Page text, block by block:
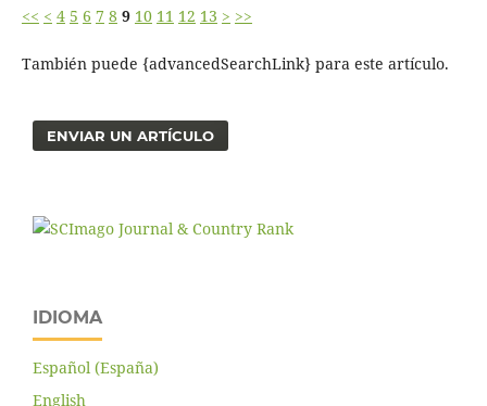
<< < 4 5 6 7 8 9 10 11 12 13 > >>
También puede {advancedSearchLink} para este artículo.
ENVIAR UN ARTÍCULO
IDIOMA
Español (España)
English